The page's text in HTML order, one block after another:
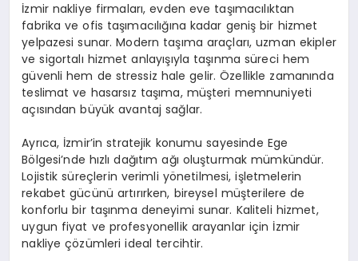
İzmir nakliye firmaları, evden eve taşımacılıktan
fabrika ve ofis taşımacılığına kadar geniş bir hizmet
yelpazesi sunar. Modern taşıma araçları, uzman ekipler
ve sigortalı hizmet anlayışıyla taşınma süreci hem
güvenli hem de stressiz hale gelir. Özellikle zamanında
teslimat ve hasarsız taşıma, müşteri memnuniyeti
açısından büyük avantaj sağlar.
Ayrıca, İzmir’in stratejik konumu sayesinde Ege
Bölgesi’nde hızlı dağıtım ağı oluşturmak mümkündür.
Lojistik süreçlerin verimli yönetilmesi, işletmelerin
rekabet gücünü artırırken, bireysel müşterilere de
konforlu bir taşınma deneyimi sunar. Kaliteli hizmet,
uygun fiyat ve profesyonellik arayanlar için İzmir
nakliye çözümleri ideal tercihtir.